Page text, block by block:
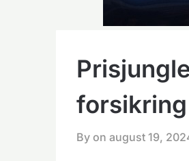
By on august 19,